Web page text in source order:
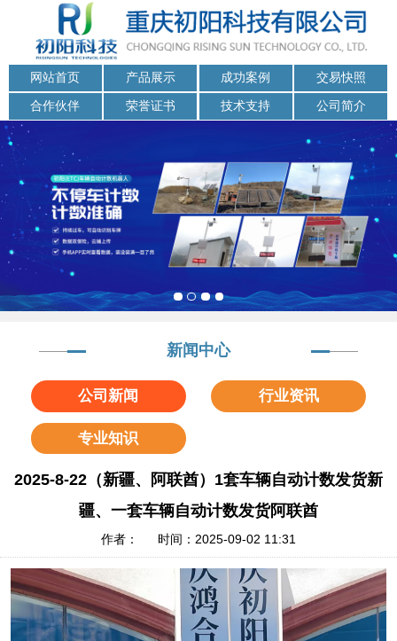
网站首页 产品展示 成功案例 交易快照
合作伙伴 荣誉证书 技术支持 公司简介
新闻中心
公司新闻 行业资讯
专业知识
2025-8-22（新疆、阿联酋）1套车辆自动计数发货新
疆、一套车辆自动计数发货阿联酋
作者： 时间：2025-09-02 11:31